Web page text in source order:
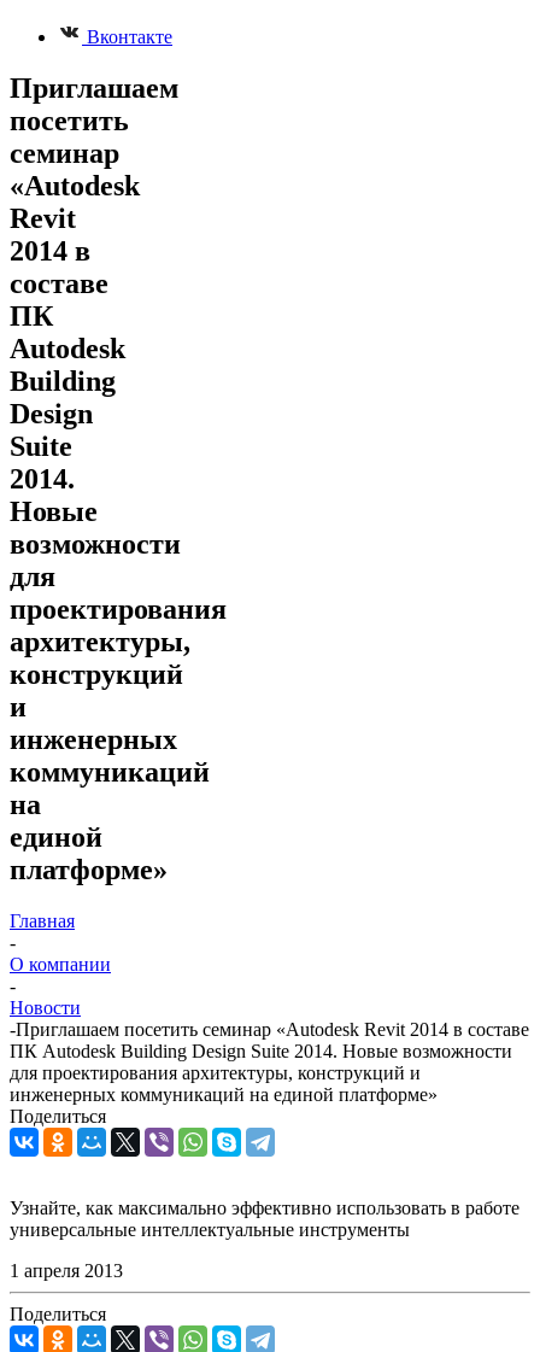
Вконтакте
Приглашаем
посетить
семинар
«Autodesk
Revit
2014 в
составе
ПК
Autodesk
Building
Design
Suite
2014.
Новые
возможности
для
проектирования
архитектуры,
конструкций
и
инженерных
коммуникаций
на
единой
платформе»
Главная
-
О компании
-
Новости
-Приглашаем посетить семинар «Autodesk Revit 2014 в составе
ПК Autodesk Building Design Suite 2014. Новые возможности
для проектирования архитектуры, конструкций и
инженерных коммуникаций на единой платформе»
Поделиться
Узнайте, как максимально эффективно использовать в работе
универсальные интеллектуальные инструменты
1 апреля 2013
Поделиться